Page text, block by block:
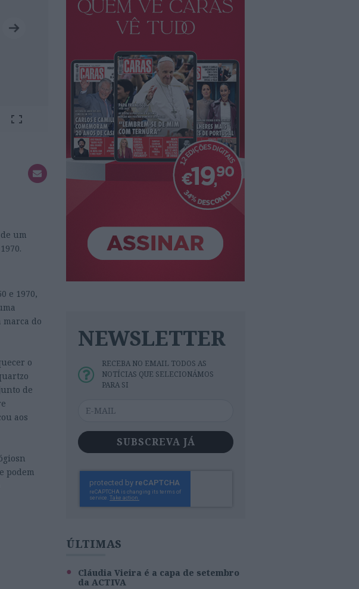
um
e 1970,
marca do
o
de
aos
podem
NEWSLETTER
RECEBA NO EMAIL TODOS AS
NOTÍCIAS QUE SELECIONÁMOS
PARA SI
SUBSCREVA JÁ
ÚLTIMAS
Cláudia Vieira é a capa de setembro
da ACTIVA